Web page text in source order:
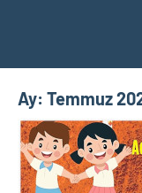
Ay: Temmuz